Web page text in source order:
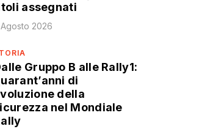
assegnati
2026
Gruppo B alle Rally1:
di
della
nel Mondiale